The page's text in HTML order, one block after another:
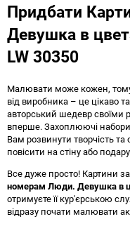
Придбати
Девушка в
LW 30350
Малювати може кожен,
від виробника – це цікаво
авторський шедевр своїми
вперше. Захоплюючі
Вам розвинути творчість
повісити на стіну або
Все дуже просто! Картини
номерам Люди. Девушка в
отримуєте її кур'єрською
відразу почати малювати